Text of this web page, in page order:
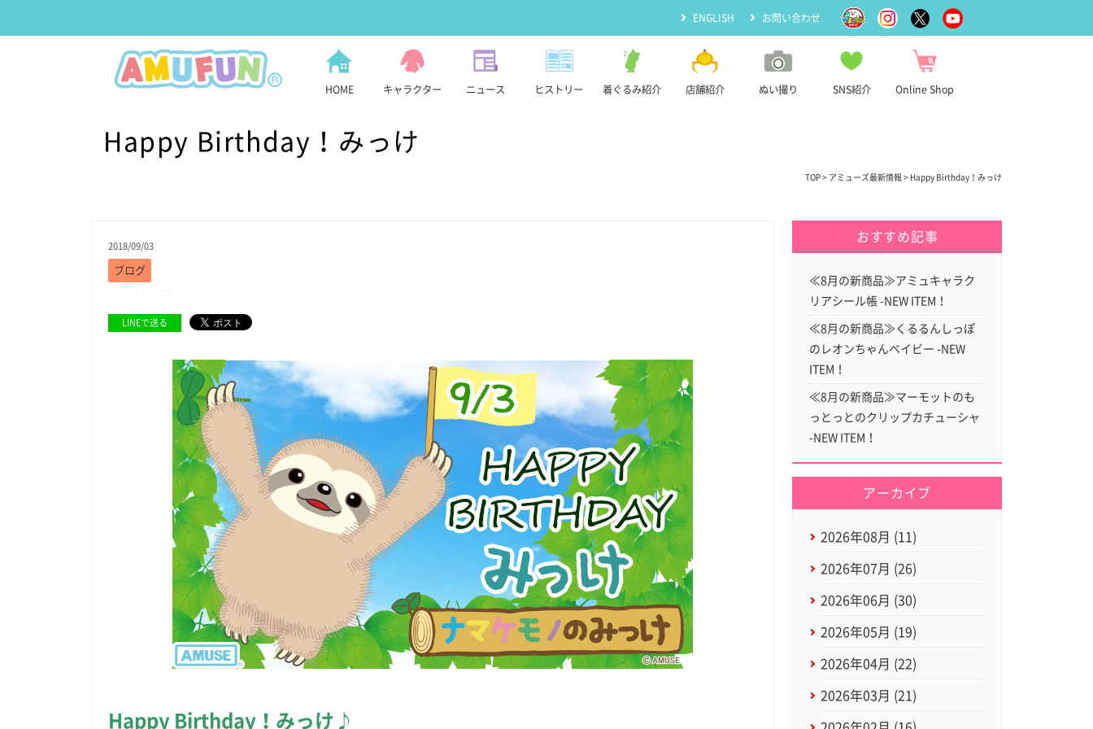
ENGLISH お問い合わせ
HOME キャラクター ニュース ヒストリー 着ぐるみ紹介 店舗紹介 ぬい撮り SNS紹介 Online Shop
Happy Birthday！みっけ
TOP > アミューズ最新情報 > Happy Birthday！みっけ
2018/09/03
ブログ
LINEで送る
Happy Birthday！みっけ♪
おすすめ記事
≪8月の新商品≫アミュキャラク
リアシール帳 -NEW ITEM！
≪8月の新商品≫くるるんしっぽ
のレオンちゃんベイビー -NEW
ITEM！
≪8月の新商品≫マーモットのも
っとっとのクリップカチューシャ
-NEW ITEM！
アーカイブ
2026年08月 (11)
2026年07月 (26)
2026年06月 (30)
2026年05月 (19)
2026年04月 (22)
2026年03月 (21)